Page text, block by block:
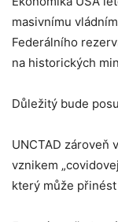
masivnímu
Federálního
na historických
Důležitý bude
UNCTAD zároveň
vznikem
který může